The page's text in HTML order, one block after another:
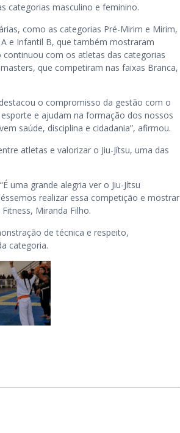
categorias masculino e feminino.
como as categorias Pré-Mirim e Mirim,
e Infantil B, que também mostraram
com os atletas das categorias
que competiram nas faixas Branca,
o compromisso da gestão com o
e ajudam na formação dos nossos
saúde, disciplina e cidadania”, afirmou.
atletas e valorizar o Jiu-Jítsu, uma das
uma grande alegria ver o Jiu-Jítsu
realizar essa competição e mostrar
Miranda Filho.
de técnica e respeito,
categoria.